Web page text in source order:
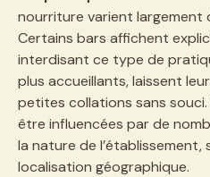
nourriture varient largement
Certains bars affichent
interdisant ce type de
plus accueillants, laissent
petites collations sans
être influencées par de
la nature de
localisation géographique.